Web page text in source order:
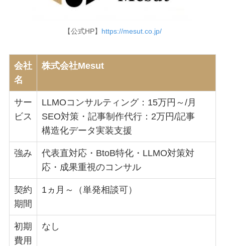
【公式HP】 https://mesut.co.jp/
会社
名
株式会社Mesut
サー
ビス
LLMOコンサルティング：15万円～/月
SEO対策・記事制作代行：2万円/記事
構造化データ実装支援
強み
代表直対応・BtoB特化・LLMO対策対
応・成果重視のコンサル
契約
期間
1ヵ月～（単発相談可）
初期
費用
なし